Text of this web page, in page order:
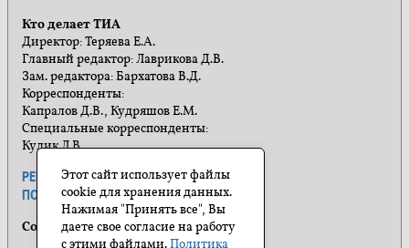
Кто делает ТИА
Директор: Теряева Е.А.
Главный редактор: Лаврикова Д.В.
Зам. редактора: Бархатова В.Д.
Корреспонденты:
Капралов Д.В., Кудряшов Е.М.
Специальные корреспонденты:
Кулик Л.В.
РЕКЛАМА ПРАВИЛА САЙТА
ПОЛИТИКА КОНФИДЕНЦИАЛЬНОСТИ
Социальные сети
Этот сайт использует файлы
cookie для хранения данных.
Нажимая "Принять все", Вы
даете свое согласие на работу